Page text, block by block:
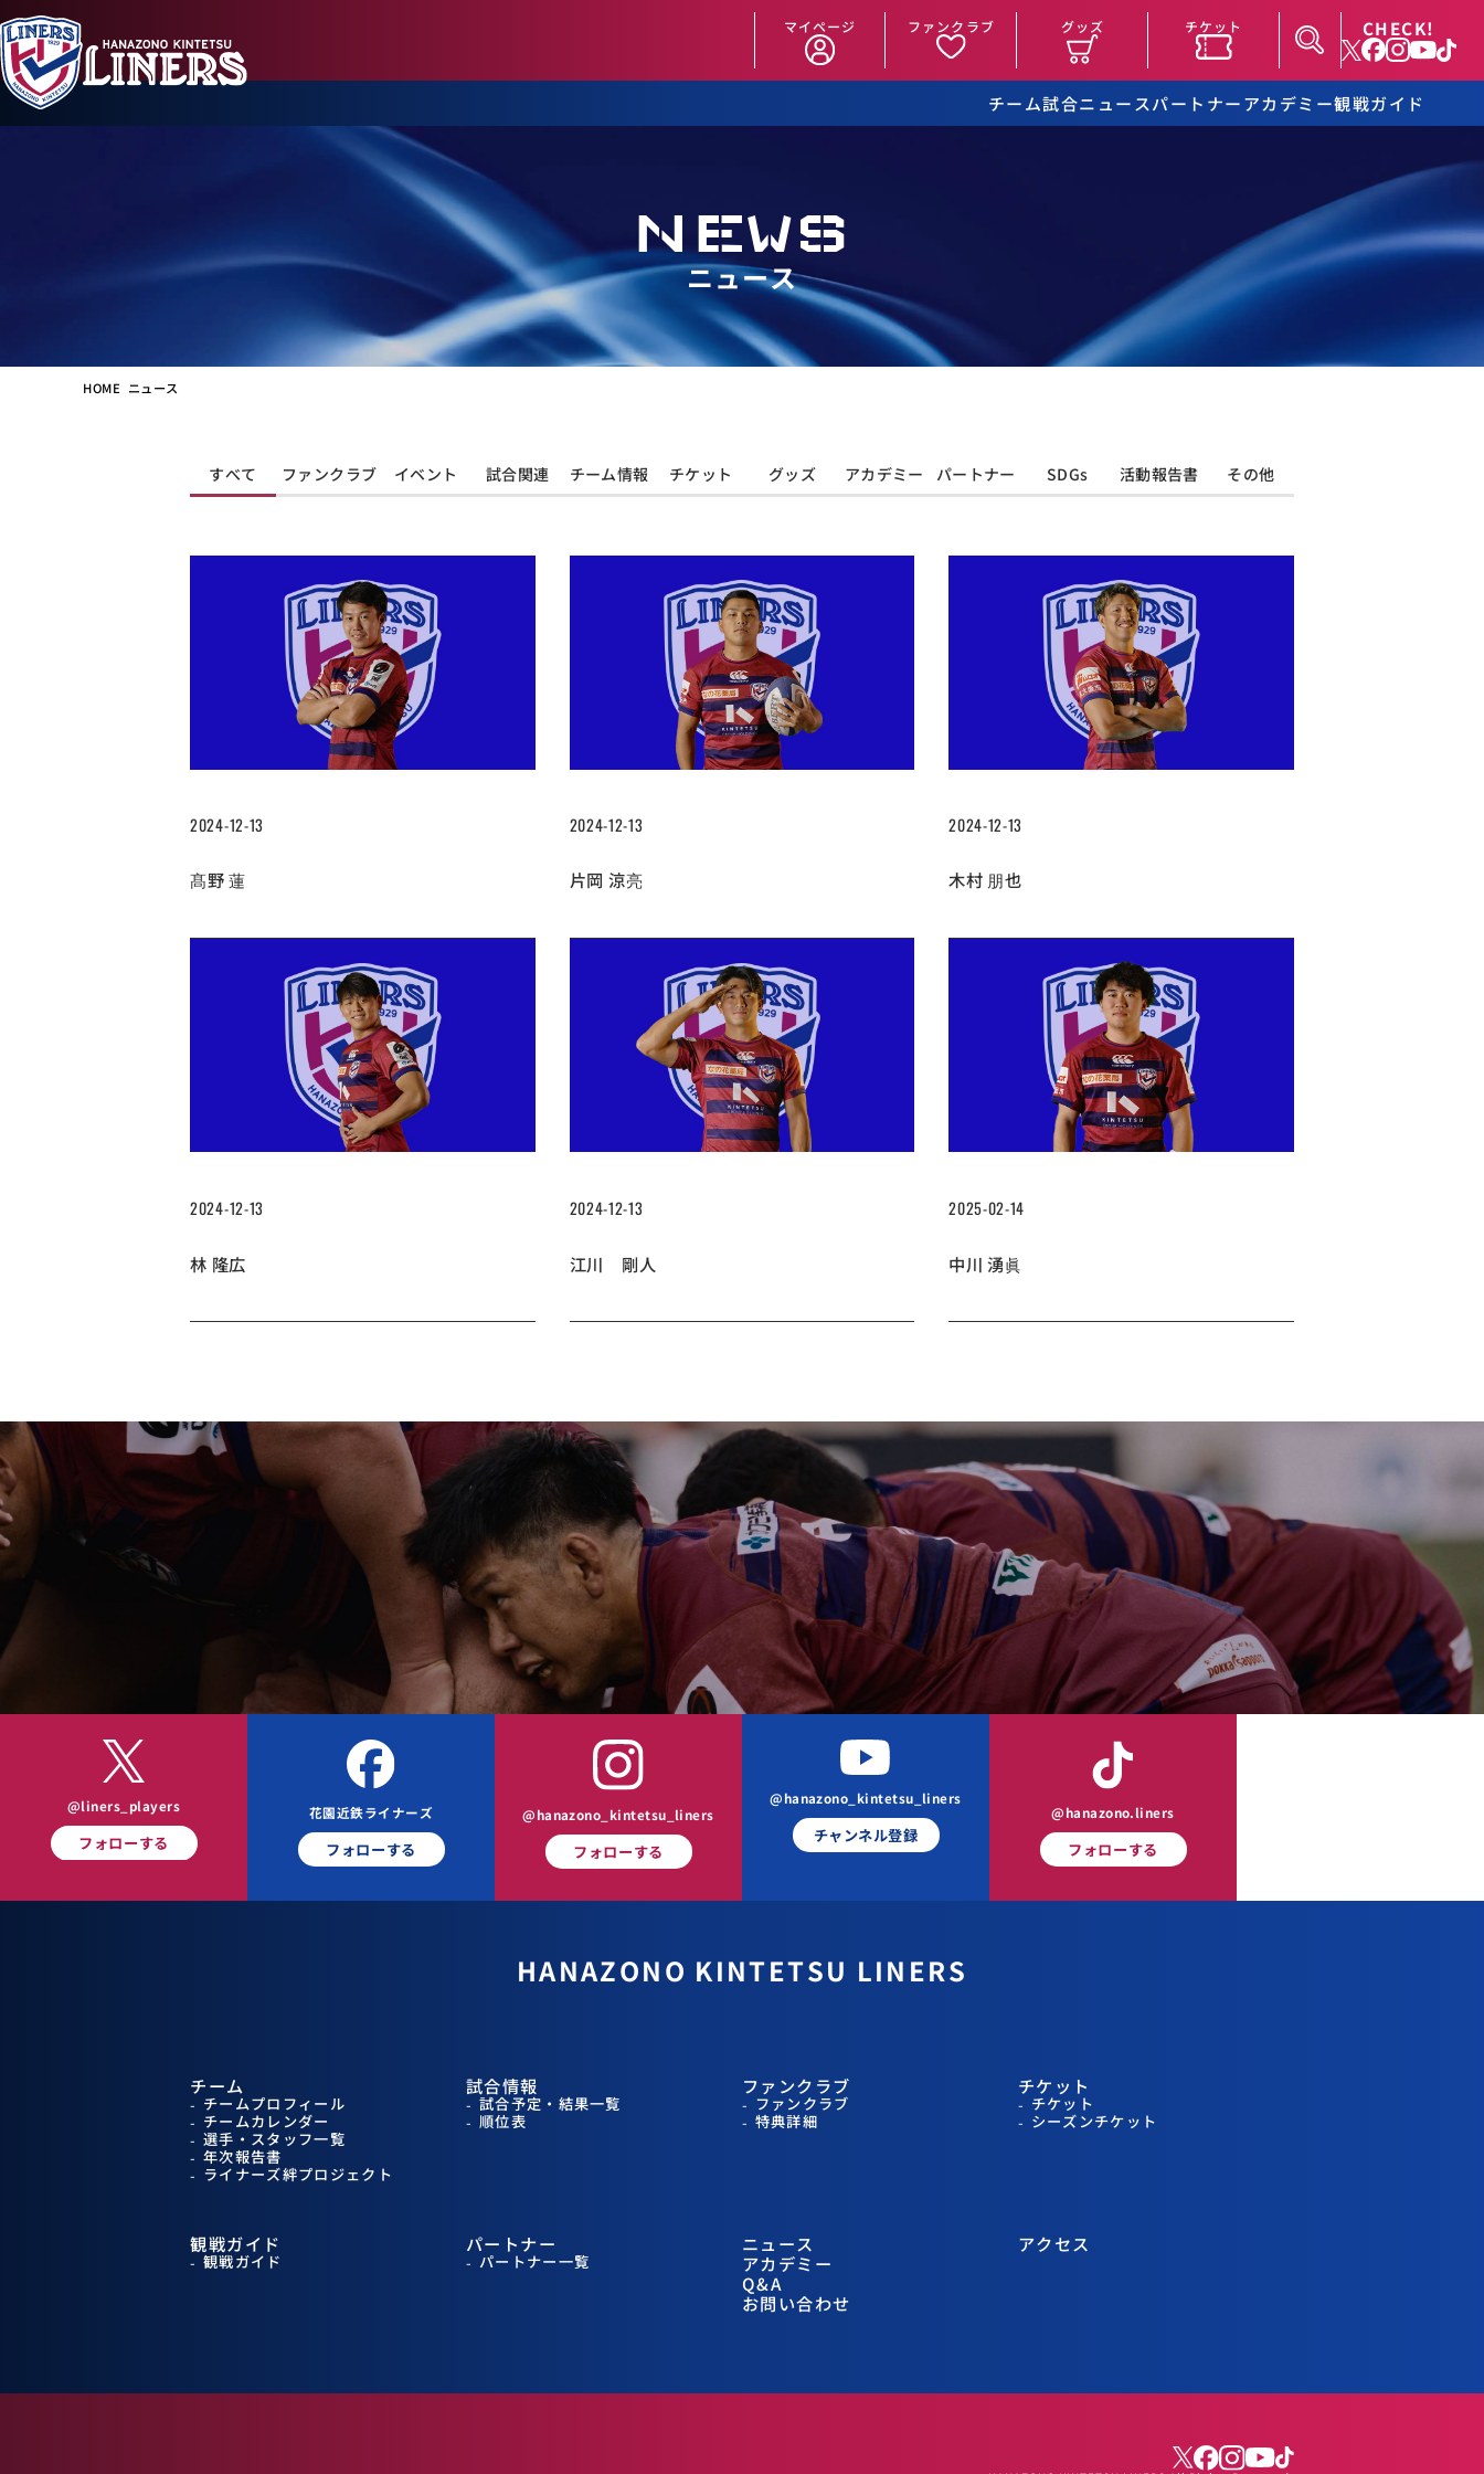
マイページ ファンクラブ グッズ チケット CHECK!
チーム試合ニュースパートナーアカデミー観戦ガイド
NEWS
ニュース
HOME ニュース
すべて ファンクラブ イベント 試合関連 チーム情報 チケット グッズ アカデミー パートナー SDGs 活動報告書 その他
2024-12-13
髙野 蓮
2024-12-13
片岡 涼亮
2024-12-13
木村 朋也
2024-12-13
林 隆広
2024-12-13
江川 剛人
2025-02-14
中川 湧眞
@liners_players
フォローする
花園近鉄ライナーズ
フォローする
@hanazono_kintetsu_liners
フォローする
@hanazono_kintetsu_liners
チャンネル登録
@hanazono.liners
フォローする
HANAZONO KINTETSU LINERS
チーム
チームプロフィール
チームカレンダー
選手・スタッフ一覧
年次報告書
ライナーズ絆プロジェクト
試合情報
試合予定・結果一覧
順位表
ファンクラブ
ファンクラブ
特典詳細
チケット
チケット
シーズンチケット
観戦ガイド
観戦ガイド
パートナー
パートナー一覧
ニュース
アカデミー
Q&A
お問い合わせ
アクセス